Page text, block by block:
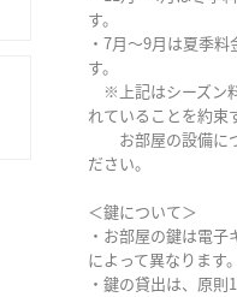
す。
・7月～9月は夏季
す。
※上記はシーズン
れていることを約束
お部屋の設備につ
ださい。
＜鍵について＞
・お部屋の鍵は電
によって異なります。
・鍵の貸出は、原則